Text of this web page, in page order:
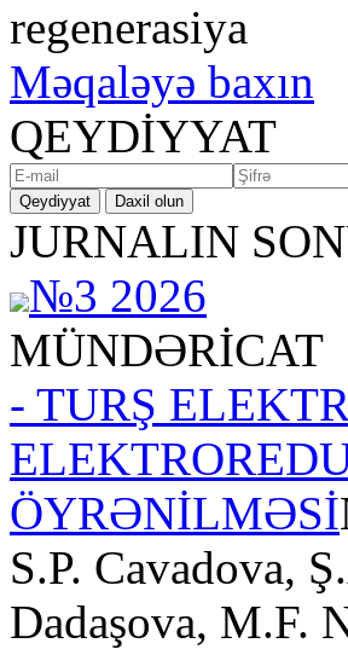
rege­ne­rasiya
Məqaləyə baxın
QEYDİYYAT
Qeydiyyat Daxil olun
JURNALIN
№3 2026
MÜNDƏRİCAT
- TURŞ
ÖYRƏNİLMƏSİ
S.P. Cavadova,
Dadaşova, M.F.